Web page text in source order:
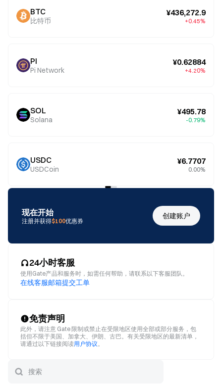
BTC
比特币
¥436,272.9
+0.45%
PI
Pi Network
¥0.62884
+4.20%
SOL
Solana
¥495.78
-0.79%
USDC
USDCoin
¥6.7707
0.00%
现在开始
注册并获得$100优惠券
创建账户
24小时客服
使用Gate产品和服务时，如需任何帮助，请联系以下客服团队。
在线客服邮箱提交工单
免责声明
此外，请注意 Gate 限制或禁止在受限地区使用全部或部分服务，包
括但不限于美国、加拿大、伊朗、古巴。有关受限地区的最新清单，
请通过以下链接阅读用户协议。